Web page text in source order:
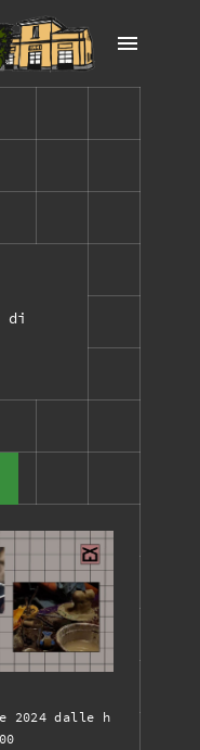
di
2024 dalle h